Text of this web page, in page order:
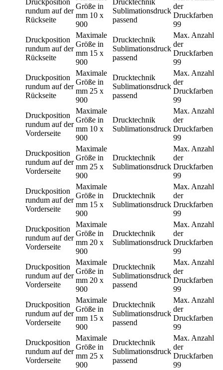
Druckposition
rundum auf der
Rückseite
Größe in
mm 10 x
900
Drucktechnik
Sublimationsdruck
passend
der
Druckfarben
99
Druckposition
rundum auf der
Rückseite
Maximale
Größe in
mm 15 x
900
Drucktechnik
Sublimationsdruck
passend
Max. Anzahl
der
Druckfarben
99
Druckposition
rundum auf der
Rückseite
Maximale
Größe in
mm 25 x
900
Drucktechnik
Sublimationsdruck
passend
Max. Anzahl
der
Druckfarben
99
Druckposition
rundum auf der
Vorderseite
Maximale
Größe in
mm 10 x
900
Drucktechnik
Sublimationsdruck
Max. Anzahl
der
Druckfarben
99
Druckposition
rundum auf der
Vorderseite
Maximale
Größe in
mm 25 x
900
Drucktechnik
Sublimationsdruck
Max. Anzahl
der
Druckfarben
99
Druckposition
rundum auf der
Vorderseite
Maximale
Größe in
mm 15 x
900
Drucktechnik
Sublimationsdruck
Max. Anzahl
der
Druckfarben
99
Druckposition
rundum auf der
Vorderseite
Maximale
Größe in
mm 20 x
900
Drucktechnik
Sublimationsdruck
Max. Anzahl
der
Druckfarben
99
Druckposition
rundum auf der
Vorderseite
Maximale
Größe in
mm 20 x
900
Drucktechnik
Sublimationsdruck
passend
Max. Anzahl
der
Druckfarben
99
Druckposition
rundum auf der
Vorderseite
Maximale
Größe in
mm 15 x
900
Drucktechnik
Sublimationsdruck
passend
Max. Anzahl
der
Druckfarben
99
Druckposition
rundum auf der
Vorderseite
Maximale
Größe in
mm 25 x
900
Drucktechnik
Sublimationsdruck
passend
Max. Anzahl
der
Druckfarben
99